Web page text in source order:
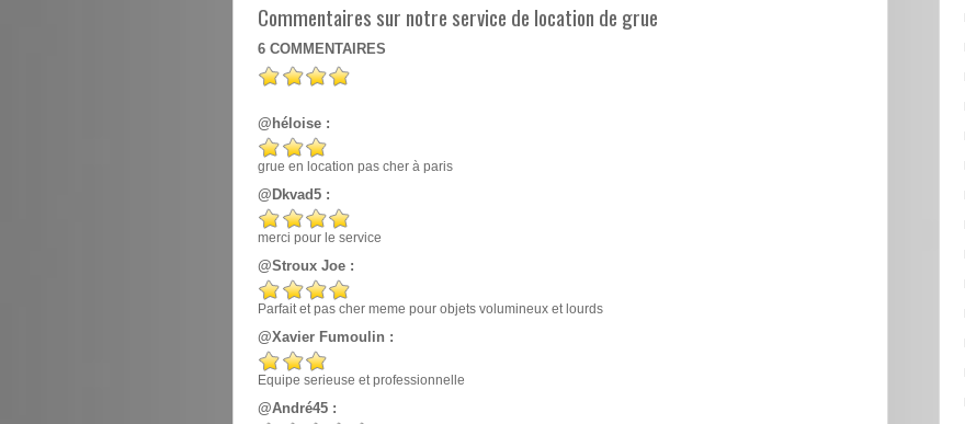
Commentaires sur notre service de location de grue
6 COMMENTAIRES
@héloise :
grue en location pas cher à paris
@Dkvad5 :
merci pour le service
@Stroux Joe :
Parfait et pas cher meme pour objets volumineux et lourds
@Xavier Fumoulin :
Equipe serieuse et professionnelle
@André45 :